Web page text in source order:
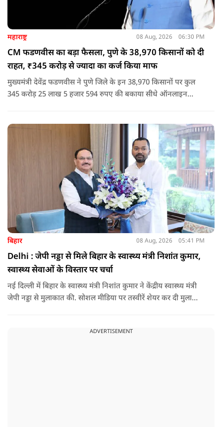
महाराष्ट्र 08 Aug, 2026 06:30 PM
CM फडणवीस का बड़ा फैसला, पुणे के 38,970 किसानों को दी
राहत, ₹345 करोड़ से ज्यादा का कर्ज किया माफ
मुख्यमंत्री देवेंद्र फडणवीस ने पुणे जिले के इन 38,970 किसानों पर कुल
345 करोड़ 25 लाख 5 हजार 594 रुपए की बकाया सीधे ऑनलाइन
बिहार 08 Aug, 2026 05:41 PM
Delhi : जेपी नड्डा से मिले बिहार के स्वास्थ्य मंत्री निशांत कुमार,
स्वास्थ्य सेवाओं के विस्तार पर चर्चा
नई दिल्ली में बिहार के स्वास्थ्य मंत्री निशांत कुमार ने केंद्रीय स्वास्थ्य मंत्री
जेपी नड्डा से मुलाकात की. सोशल मीडिया पर तस्वीरें शेयर कर दी मुलाकात
ADVERTISEMENT